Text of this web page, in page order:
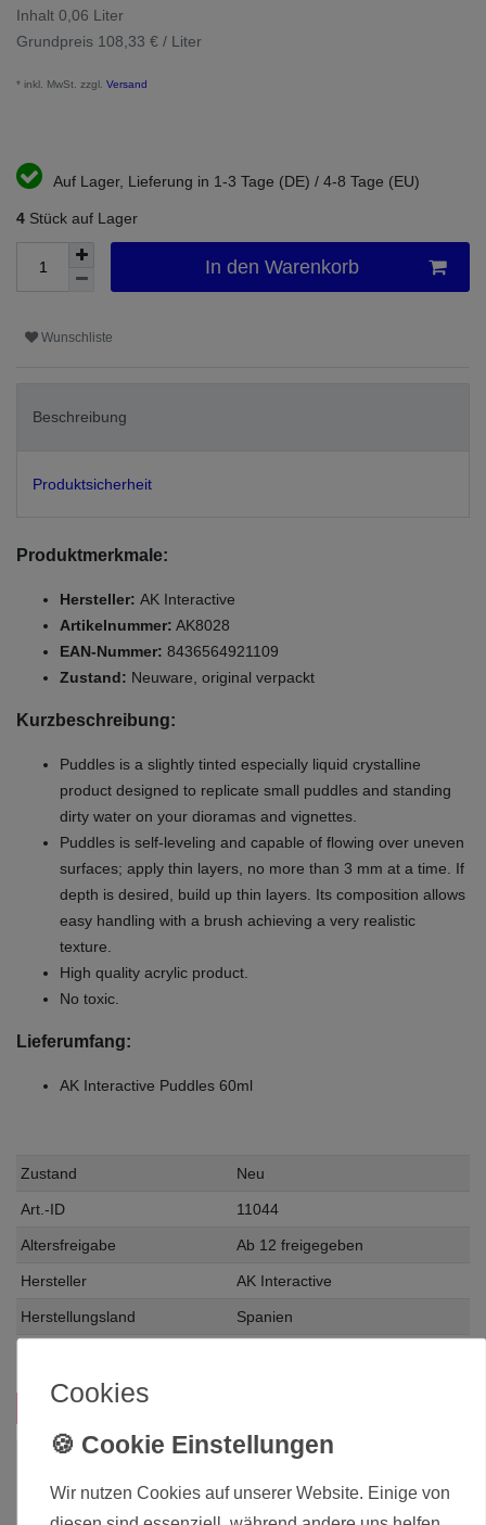
Inhalt 0,06 Liter
Grundpreis 108,33 € / Liter
* inkl. MwSt. zzgl. Versand
Auf Lager, Lieferung in 1-3 Tage (DE) / 4-8 Tage (EU)
4 Stück auf Lager
In den Warenkorb
Wunschliste
Beschreibung
Produktsicherheit
Produktmerkmale:
Hersteller: AK Interactive
Artikelnummer: AK8028
EAN-Nummer: 8436564921109
Zustand: Neuware, original verpackt
Kurzbeschreibung:
Puddles is a slightly tinted especially liquid crystalline
product designed to replicate small puddles and standing
dirty water on your dioramas and vignettes.
Puddles is self-leveling and capable of flowing over uneven
surfaces; apply thin layers, no more than 3 mm at a time. If
depth is desired, build up thin layers. Its composition allows
easy handling with a brush achieving a very realistic
texture.
High quality acrylic product.
No toxic.
Lieferumfang:
AK Interactive Puddles 60ml
Zustand Neu
Art.-ID 11044
Altersfreigabe Ab 12 freigegeben
Hersteller AK Interactive
Herstellungsland Spanien
Cookies
Wir nutzen Cookies auf unserer Website. Einige von